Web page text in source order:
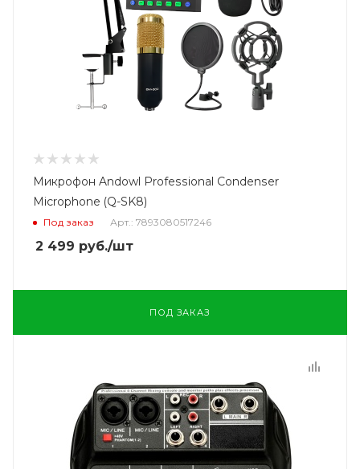
Микрофон Andowl Professional Condenser
Microphone (Q-SK8)
Под заказ Арт.: 7893080517246
2 499 руб./шт
ПОД ЗАКАЗ